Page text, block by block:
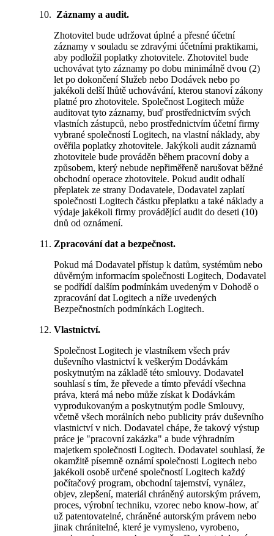
Záznamy a audit.
Zhotovitel bude udržovat úplné a přesné účetní
záznamy v souladu se zdravými účetními praktikami,
aby podložil poplatky zhotovitele. Zhotovitel bude
uchovávat tyto záznamy po dobu minimálně dvou (2)
let po dokončení Služeb nebo Dodávek nebo po
jakékoli delší lhůtě uchovávání, kterou stanoví zákony
platné pro zhotovitele. Společnost Logitech může
auditovat tyto záznamy, buď prostřednictvím svých
vlastních zástupců, nebo prostřednictvím účetní firmy
vybrané společností Logitech, na vlastní náklady, aby
ověřila poplatky zhotovitele. Jakýkoli audit záznamů
zhotovitele bude prováděn během pracovní doby a
způsobem, který nebude nepřiměřeně narušovat běžné
obchodní operace zhotovitele. Pokud audit odhalí
přeplatek ze strany Dodavatele, Dodavatel zaplatí
společnosti Logitech částku přeplatku a také náklady a
výdaje jakékoli firmy provádějící audit do deseti (10)
dnů od oznámení.
Zpracování dat a bezpečnost.
Pokud má Dodavatel přístup k datům, systémům nebo
důvěrným informacím společnosti Logitech, Dodavatel
se podřídí dalším podmínkám uvedeným v Dohodě o
zpracování dat Logitech a níže uvedených
Bezpečnostních podmínkách Logitech.
Vlastnictví.
Společnost Logitech je vlastníkem všech práv
duševního vlastnictví k veškerým Dodávkám
poskytnutým na základě této smlouvy. Dodavatel
souhlasí s tím, že převede a tímto převádí všechna
práva, která má nebo může získat k Dodávkám
vyprodukovaným a poskytnutým podle Smlouvy,
včetně všech morálních nebo publicity práv duševního
vlastnictví v nich. Dodavatel chápe, že takový výstup
práce je "pracovní zakázka" a bude výhradním
majetkem společnosti Logitech. Dodavatel souhlasí, že
okamžitě písemně oznámí společnosti Logitech nebo
jakékoli osobě určené společností Logitech každý
počítačový program, obchodní tajemství, vynález,
objev, zlepšení, materiál chráněný autorským právem,
proces, výrobní techniku, vzorec nebo know-how, ať
už patentovatelné, chráněné autorským právem nebo
jinak chránitelné, které je vymysleno, vyrobeno,